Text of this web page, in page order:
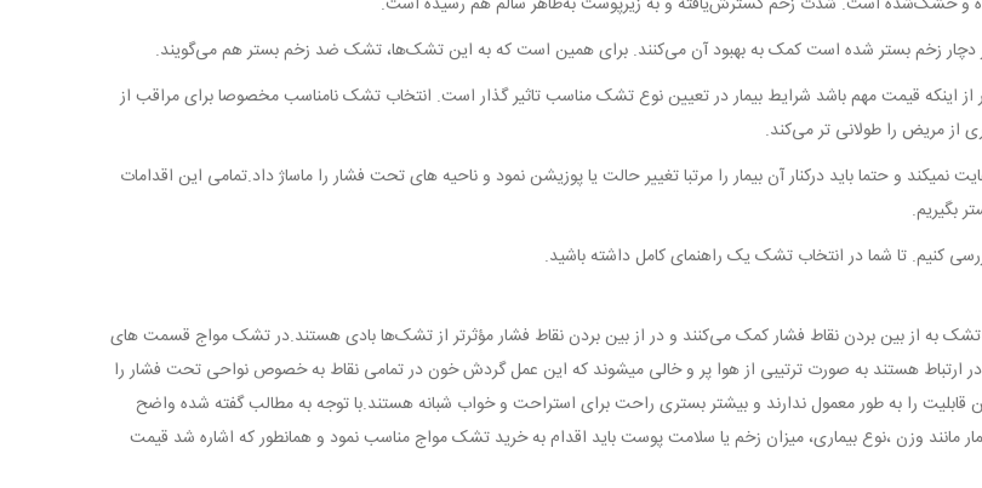
دچار زخم بستر شده است کمک به بهبود آن می‌کنند. برای همین است که به این تشک‌ها، تشک ضد زخم بستر هم می‌گویند.
اینکه قیمت مهم باشد شرایط بیمار در تعیین نوع تشک مناسب تاثیر گذار است. انتخاب تشک نامناسب مخصوصا برای مراقب از
از مریض را طولانی تر می‌کند.
و حتما باید درکنار آن بیمار را مرتبا تغییر حالت یا پوزیشن نمود و ناحیه های تحت فشار را ماساژ داد.تمامی این اقدامات
بگیریم.
کنیم. تا شما در انتخاب تشک یک راهنمای کامل داشته باشید.
از بین بردن نقاط فشار کمک می‌کنند و در از بین بردن نقاط فشار مؤثرتر از تشک‌ها بادی هستند.در تشک مواج قسمت های
هستند به صورت ترتیبی از هوا پر و خالی میشوند که این عمل گردش خون در تمامی نقاط به خصوص نواحی تحت فشار را
را به طور معمول ندارند و بیشتر بستری راحت برای استراحت و خواب شبانه هستند.با توجه به مطالب گفته شده واضح
مانند وزن ،نوع بیماری، میزان زخم یا سلامت پوست باید اقدام به خرید تشک مواج مناسب نمود و همانطور که اشاره شد قیمت